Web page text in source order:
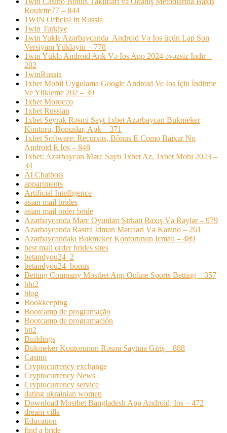
Roulette77 – 844
1WIN Official In Russia
1win Turkiye
1win Yukle Azərbaycanda ️ Android Və Ios üçün Lap Son
Versiyanı Yükləyin – 778
1win Yüklə Android Apk Və Ios App 2024 əvəzsiz Indir –
202
1winRussia
1xbet Mobil Uygulama Google Android Ve Ios Için İndirme
Ve Yükleme 202 – 39
1xbet Morocco
1xbet Russian
1xbet Seyrək Rəsmi Sayt 1xbet Azərbaycan Bukmeker
Kontoru, Bonuslar, Apk – 371
1xbet Software: Recursos, Bônus E Como Baixar No
Android E Ios – 848
1xbet: Azərbaycan Mərc Saytı 1xbet Az, 1xbet Mobi 2023 –
34
AI Chatbots
appartments
Artificial Intelligence
asian mail brides
asian mail order bride
Azərbaycanda Mərc Oyunları Şirkəti Baxış Və Rəylər – 979
Azərbaycanda Rəsmi İdman Mərcləri Və Kazino – 261
Azərbaycandakı Bukmeker Kontorunun Icmalı – 489
best mail order brides sites
betandyou24_2
betandyou24_bonus
Betting Company Mostbet App Online Sports Betting – 357
bht2
blog
Bookkeeping
Bootcamp de programação
Bootcamp de programación
btt2
Buildings
Bukmeker Kontorunun Rəsmi Saytına Giriş – 888
Casino
Cryptocurrency exchange
Cryptocurrency News
Cryptocurrency service
dating ukrainian women
Download Mostbet Bangladesh App Android, Ios – 472
dream villa
Education
find a bride